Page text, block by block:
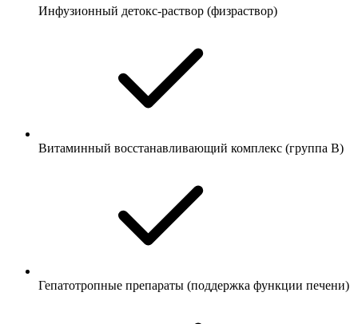
Инфузионный детокс-раствор (физраствор)
Витаминный восстанавливающий комплекс (группа B)
Гепатотропные препараты (поддержка функции печени)